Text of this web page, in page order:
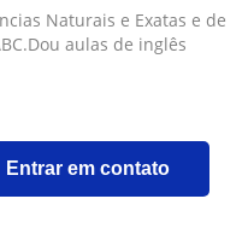
Naturais e Exatas e de
aulas de inglês
Entrar em contato